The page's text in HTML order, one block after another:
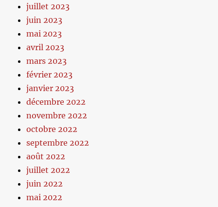
juillet 2023
juin 2023
mai 2023
avril 2023
mars 2023
février 2023
janvier 2023
décembre 2022
novembre 2022
octobre 2022
septembre 2022
août 2022
juillet 2022
juin 2022
mai 2022